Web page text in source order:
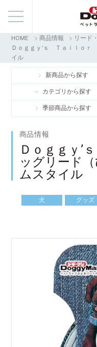
商品情報
映像ギャラリー
知る・楽しむ
お客様窓口・Q＆A
会社情報
HOME 商品情報
リード
Ｄｏｇｇｙ’ｓ Ｔａｉｌｏ
イル
新商品から探す
カテゴリから探す
季節商品から探す
商品情報
Ｄｏｇｇｙ
ッグリード
ムスタイル
犬 グッズ